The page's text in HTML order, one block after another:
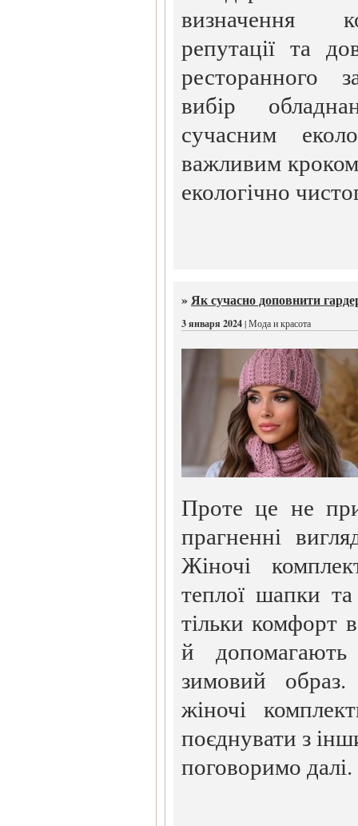
визначення
репутації та
ресторанного
вибір
сучасним
важливим
екологічно
»Як сучасно доповнити
3 января 2024| Мода и красота
Проте це не
прагненні
Жіночі
теплої шапки
тільки комфорт
й
зимовий
жіночі
поєднувати з
поговоримо далі.